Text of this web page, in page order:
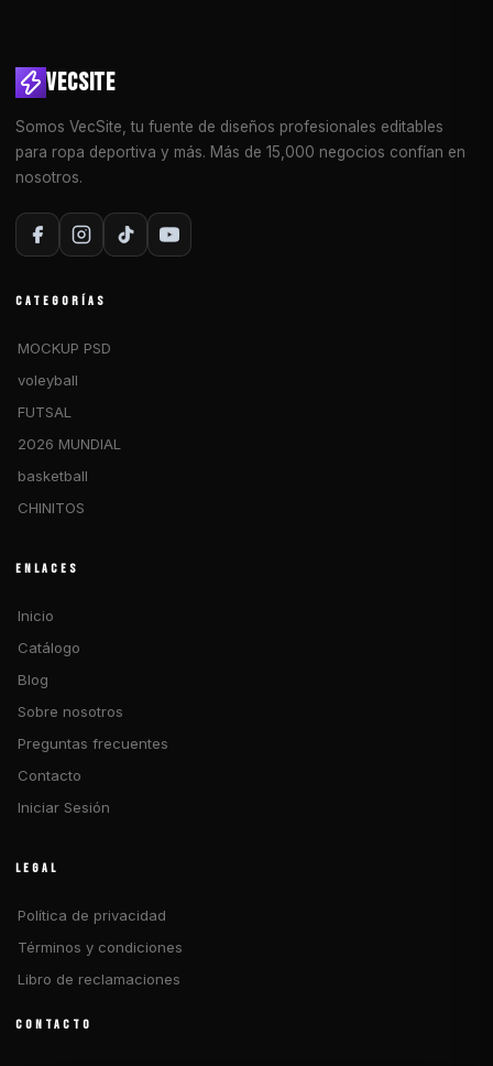
VECSITE
Somos VecSite, tu fuente de diseños profesionales editables
para ropa deportiva y más. Más de 15,000 negocios confían en
nosotros.
CATEGORÍAS
MOCKUP PSD
voleyball
FUTSAL
2026 MUNDIAL
basketball
CHINITOS
ENLACES
Inicio
Catálogo
Blog
Sobre nosotros
Preguntas frecuentes
Contacto
Iniciar Sesión
LEGAL
Política de privacidad
Términos y condiciones
Libro de reclamaciones
CONTACTO